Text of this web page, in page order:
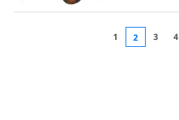
1 2 3 4